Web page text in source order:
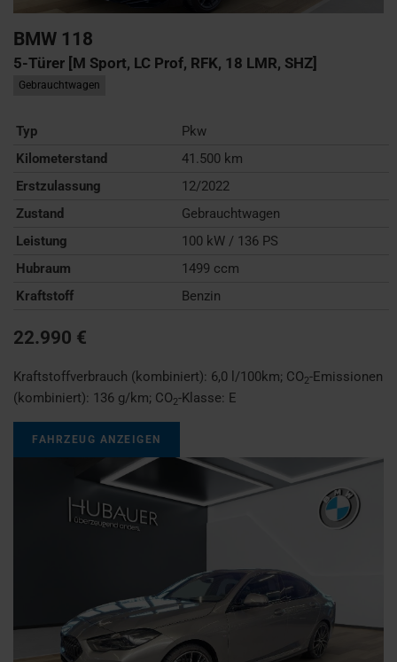
BMW 118
5-Türer [M Sport, LC Prof, RFK, 18 LMR, SHZ]
Gebrauchtwagen
Typ
Pkw
Kilometerstand
41.500 km
Erstzulassung
12/2022
Zustand
Gebrauchtwagen
Leistung
100 kW / 136 PS
Hubraum
1499 ccm
Kraftstoff
Benzin
22.990 €
Kraftstoffverbrauch (kombiniert): 6,0 l/100km; CO2-Emissionen
(kombiniert): 136 g/km; CO2-Klasse: E
FAHRZEUG ANZEIGEN